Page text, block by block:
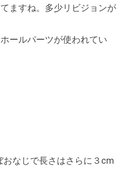
ますね。多少リビジョンが
ールパーツが使われてい
おなじで長さはさらに３cm